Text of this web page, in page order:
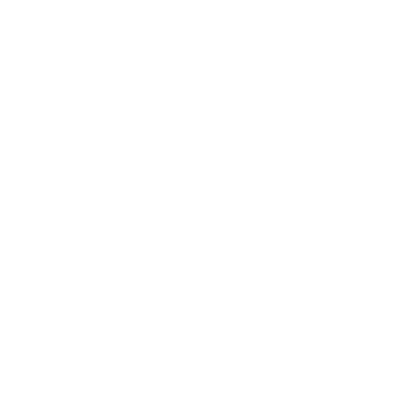
HÖ18 Vikskvarn -Tomtabacken - En del av
bjuder på storslagna vyer och tydliga årstider, med snöfyllda